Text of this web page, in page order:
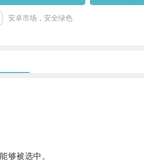
安卓市场，安全绿色
够被选中。